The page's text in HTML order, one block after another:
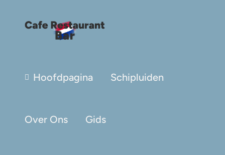
Hoofdpagina Schipluiden
Over Ons Gids